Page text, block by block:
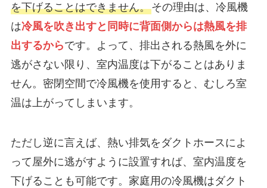
を下げることはできません。その理由は、冷風機
は冷風を吹き出すと同時に背面側からは熱風を排
出するからです。よって、排出される熱風を外に
逃がさない限り、室内温度は下がることはありま
せん。密閉空間で冷風機を使用すると、むしろ室
温は上がってしまいます。
ただし逆に言えば、熱い排気をダクトホースによ
って屋外に逃がすように設置すれば、室内温度を
下げることも可能です。家庭用の冷風機はダクト